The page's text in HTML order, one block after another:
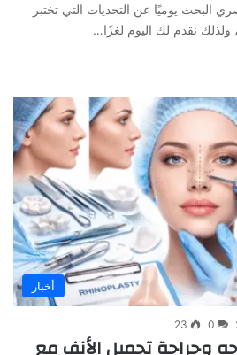
البحث يوميًا عن التحديات التي تختبر
ولذلك نقدم لك اليوم لغزًا…
أخبار
0
23
وجراحة تجميل الأنف مع